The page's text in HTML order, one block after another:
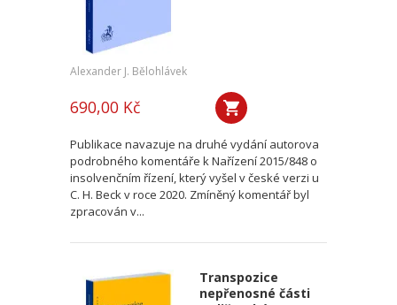
Alexander J. Bělohlávek
690,00 Kč
Publikace navazuje na druhé vydání autorova
podrobného komentáře k Nařízení 2015/848 o
insolvenčním řízení, který vyšel v české verzi u
C. H. Beck v roce 2020. Zmíněný komentář byl
zpracován v...
Transpozice
nepřenosné části